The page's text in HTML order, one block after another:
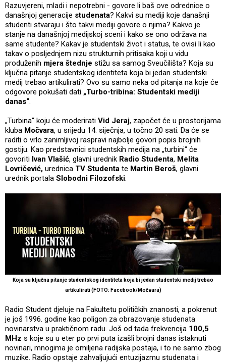
Razuvjereni, mladi i nepotrebni - govore li baš ove odrednice o
današnjoj generacije studenata? Kakvi su mediji koje današnji
studenti stvaraju i što takvi mediji govore o njima? Kakvo je
stanje na današnjoj medijskoj sceni i kako se ono održava na
same studente? Kakav je studentski život i status, te ovisi li kao
takav o posljednjem nizu strukturnih pritisaka koji u vidu
produženih mjera štednje stižu sa samog Sveučilišta? Koja su
ključna pitanje studentskog identiteta koja bi jedan studentski
medij trebao artikulirati? Ovo su samo neka od pitanja na koje će
odgovore pokušati dati „Turbo-tribina: Studentski mediji
danas“.
„Turbina“ koju će moderirati Vid Jeraj, započet će u prostorijama
kluba Močvara, u srijedu 14. siječnja, u točno 20 sati. Da će se
raditi o vrlo zanimljivoj raspravi najbolje govori popis brojnih
gostiju. Kao predstavnici studentskih medija na „turbini“ će
govoriti Ivan Vlašić, glavni urednik Radio Studenta, Melita
Lovričević, urednica TV Studenta te Martin Beroš, glavni
urednik portala Slobodni Filozofski.
Koja su ključna pitanje studentskog identiteta koja bi jedan studentski medij trebao
artikulirati(FOTO: Facebook/Močvara)
Radio Student djeluje na Fakultetu političkih znanosti, a pokrenut
je još 1996. godine kao poligon za obrazovanje studenata
novinarstva u praktičnom radu. Još od tada frekvencija 100,5
MHz s koje su u eter po prvi puta izašli brojni danas istaknuti
novinari, mnogima je omiljena radijska postaja, i to ne samo zbog
muzike. Radio opstaje zahvaljujući entuzijazmu studenata i